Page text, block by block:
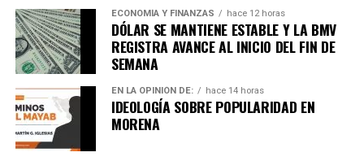
ECONOMÍA Y FINANZAS hace 12 horas
DÓLAR SE MANTIENE ESTABLE Y LA BMV
REGISTRA AVANCE AL INICIO DEL FIN DE
SEMANA
EN LA OPINIÓN DE: hace 14 horas
IDEOLOGÍA SOBRE POPULARIDAD EN
MORENA